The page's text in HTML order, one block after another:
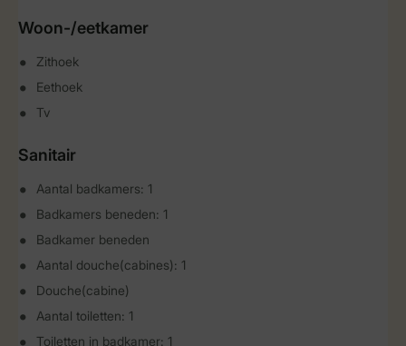
Woon-/eetkamer
Zithoek
Eethoek
Tv
Sanitair
Aantal badkamers: 1
Badkamers beneden: 1
Badkamer beneden
Aantal douche(cabines): 1
Douche(cabine)
Aantal toiletten: 1
Toiletten in badkamer: 1